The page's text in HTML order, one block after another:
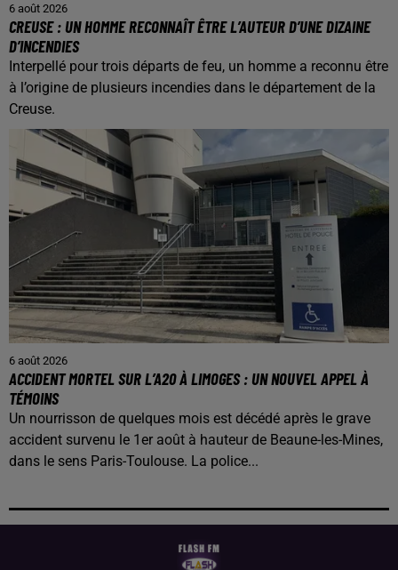
6 août 2026
CREUSE : UN HOMME RECONNAÎT ÊTRE L’AUTEUR D’UNE DIZAINE
D’INCENDIES
Interpellé pour trois départs de feu, un homme a reconnu être
à l’origine de plusieurs incendies dans le département de la
Creuse.
6 août 2026
ACCIDENT MORTEL SUR L’A20 À LIMOGES : UN NOUVEL APPEL À
TÉMOINS
Un nourrisson de quelques mois est décédé après le grave
accident survenu le 1er août à hauteur de Beaune-les-Mines,
dans le sens Paris-Toulouse. La police...